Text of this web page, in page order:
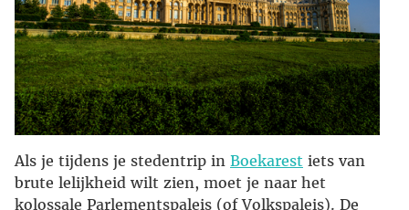
Als je tijdens je stedentrip in Boekarest iets van
brute lelijkheid wilt zien, moet je naar het
kolossale Parlementspaleis (of Volkspaleis). De